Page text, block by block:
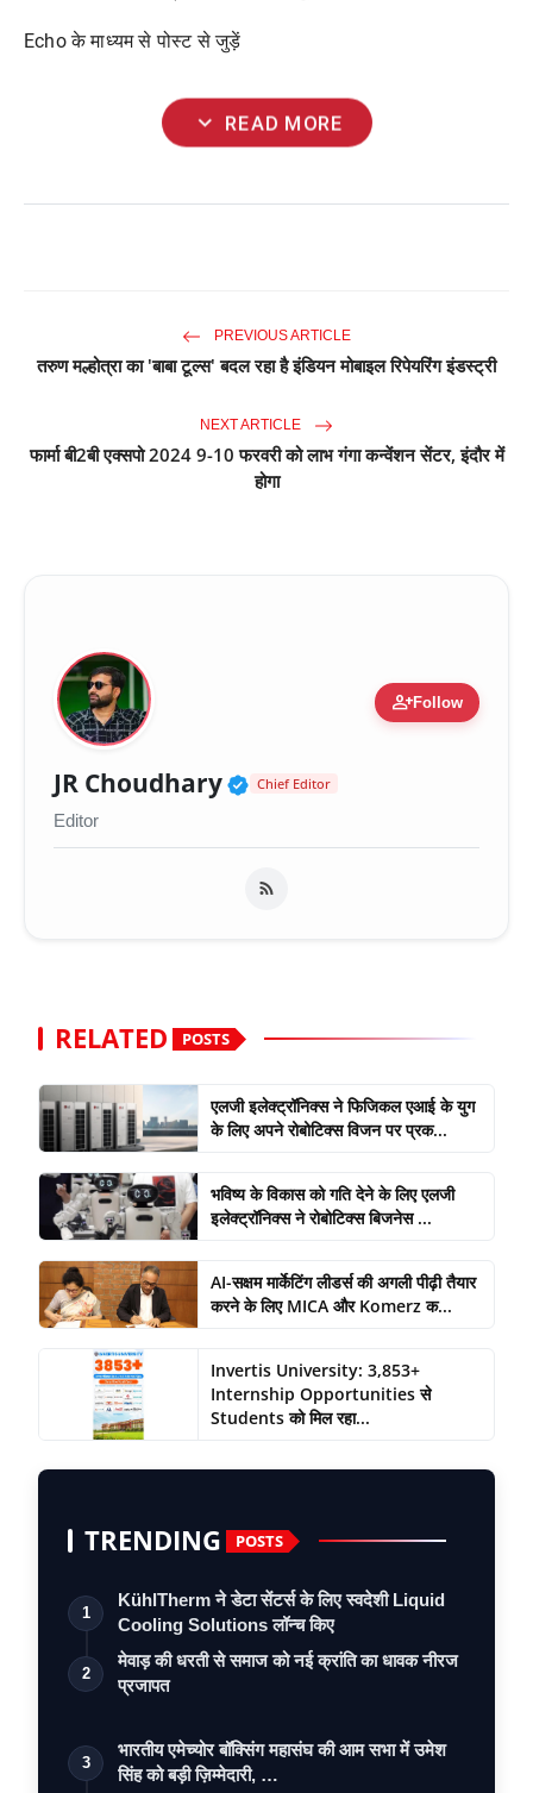
Echo के माध्यम से पोस्ट से जुड़ें
expand_more READ MORE
PREVIOUS ARTICLE
तरुण मल्होत्रा का 'बाबा टूल्स' बदल रहा है इंडियन मोबाइल रिपेयरिंग इंडस्ट्री
NEXT ARTICLE
फार्मा बी2बी एक्सपो 2024 9-10 फरवरी को लाभ गंगा कन्वेंशन सेंटर, इंदौर में
होगा
person_addFollow
JR Choudhary Verified Public Figure
Chief Editor
Editor
RELATED POSTS
एलजी इलेक्ट्रॉनिक्स ने फिजिकल एआई के युग
के लिए अपने रोबोटिक्स विजन पर प्रक...
भविष्य के विकास को गति देने के लिए एलजी
इलेक्ट्रॉनिक्स ने रोबोटिक्स बिजनेस ...
AI-सक्षम मार्केटिंग लीडर्स की अगली पीढ़ी तैयार
करने के लिए MICA और Komerz क...
Invertis University: 3,853+
Internship Opportunities से
Students को मिल रहा...
TRENDING POSTS
1
KühlTherm ने डेटा सेंटर्स के लिए स्वदेशी Liquid
Cooling Solutions लॉन्च किए
2
मेवाड़ की धरती से समाज को नई क्रांति का धावक नीरज
प्रजापत
3
भारतीय एमेच्योर बॉक्सिंग महासंघ की आम सभा में उमेश
सिंह को बड़ी ज़िम्मेदारी, …